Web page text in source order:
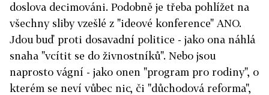
doslova decimováni. Podobně je třeba pohlížet na
všechny sliby vzešlé z "ideové konference" ANO.
Jdou buď proti dosavadní politice - jako ona náhlá
snaha "vcítit se do živnostníků". Nebo jsou
naprosto vágní - jako onen "program pro rodiny", o
kterém se neví vůbec nic, či "důchodová reforma",